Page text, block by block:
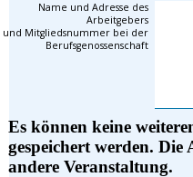
Name und Adresse des
Arbeitgebers
und Mitgliedsnummer bei der
Berufsgenossenschaft
Es können keine
gespeichert werden. Die
andere Veranstaltung.